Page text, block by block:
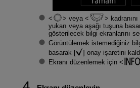
veya
yukarı veya aşağı tuşuna
gösterilecek bilgi ekranlarını
Görüntülemek istemediğiniz
basarak [
] onay işaretini
Ekranı düzenlemek için